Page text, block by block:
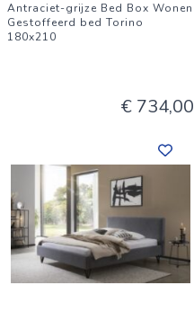
Antraciet-grijze Bed Box Wonen
Gestoffeerd bed Torino
180x210
€ 734,00